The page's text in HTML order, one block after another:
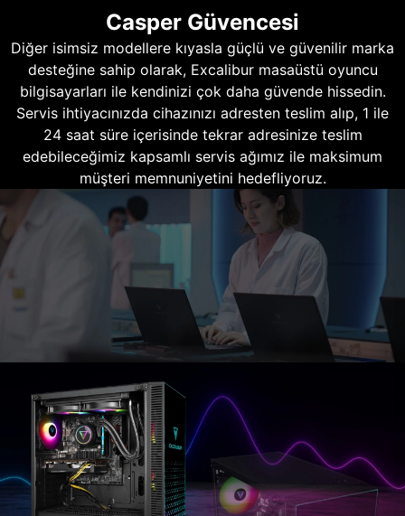
Casper Güvencesi
Diğer isimsiz modellere kıyasla güçlü ve güvenilir marka
desteğine sahip olarak, Excalibur masaüstü oyuncu
bilgisayarları ile kendinizi çok daha güvende hissedin.
Servis ihtiyacınızda cihazınızı adresten teslim alıp, 1 ile
24 saat süre içerisinde tekrar adresinize teslim
edebileceğimiz kapsamlı servis ağımız ile maksimum
müşteri memnuniyetini hedefliyoruz.